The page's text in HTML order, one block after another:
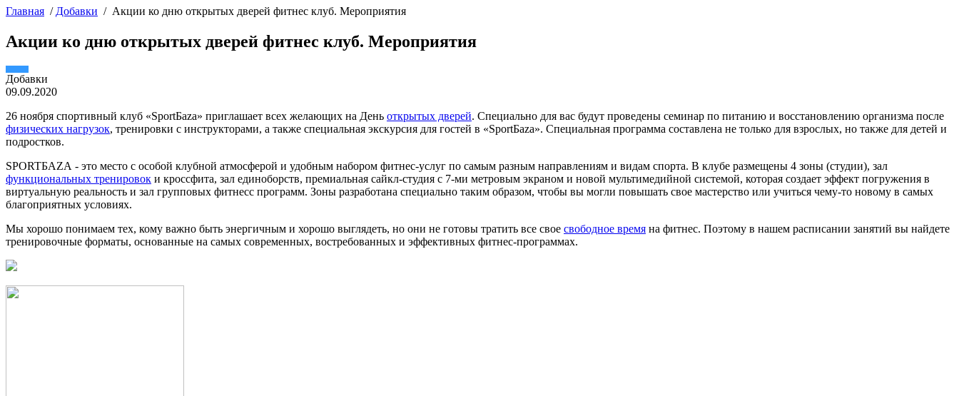
Главная / Добавки / Акции ко дню открытых дверей фитнес клуб. Мероприятия
Акции ко дню открытых дверей фитнес клуб. Мероприятия
Добавки
09.09.2020
26 ноября спортивный клуб «SportБaza» приглашает всех желающих на День открытых дверей. Специально для вас будут проведены семинар по питанию и восстановлению организма после
физических нагрузок, тренировки с инструкторами, а также специальная экскурсия для гостей в «SportБaza». Специальная программа составлена не только для взрослых, но также для детей и
подростков.
SPORTБАZА - это место с особой клубной атмосферой и удобным набором фитнес-услуг по самым разным направлениям и видам спорта. В клубе размещены 4 зоны (студии), зал
функциональных тренировок и кроссфита, зал единоборств, премиальная сайкл-студия с 7-ми метровым экраном и новой мультимедийной системой, которая создает эффект погружения в
виртуальную реальность и зал групповых фитнесс программ. Зоны разработана специально таким образом, чтобы вы могли повышать свое мастерство или учиться чему-то новому в самых
благоприятных условиях.
Мы хорошо понимаем тех, кому важно быть энергичным и хорошо выглядеть, но они не готовы тратить все свое свободное время на фитнес. Поэтому в нашем расписании занятий вы найдете
тренировочные форматы, основанные на самых современных, востребованных и эффективных фитнес-программах.